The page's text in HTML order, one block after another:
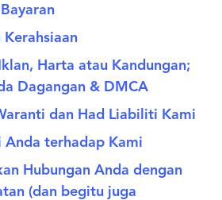
Kerahsiaan
Harta atau Kandungan;
Dagangan & DMCA
dan Had Liabiliti Kami
Anda terhadap Kami
Hubungan Anda dengan
(dan begitu juga